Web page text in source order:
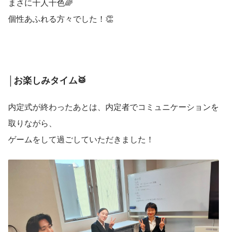
個性あふれる方々でした！👏
│お楽しみタイム🥁
内定式が終わったあとは、内定者でコミュニケーションを
取りながら、
ゲームをして過ごしていただきました！